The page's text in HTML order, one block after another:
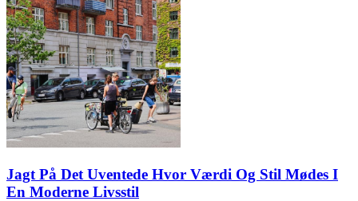
Jagt På Det Uventede Hvor Værdi Og Stil Mødes I
En Moderne Livsstil